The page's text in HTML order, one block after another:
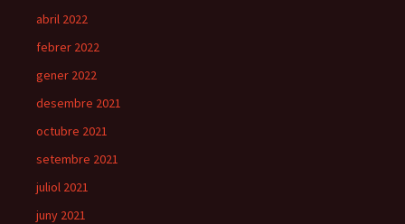
abril 2022
febrer 2022
gener 2022
desembre 2021
octubre 2021
setembre 2021
juliol 2021
juny 2021